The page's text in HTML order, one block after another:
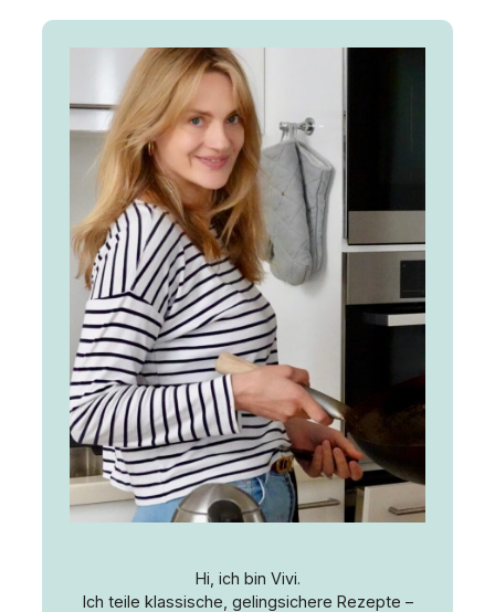
Hi, ich bin Vivi.
Ich teile klassische, gelingsichere Rezepte –